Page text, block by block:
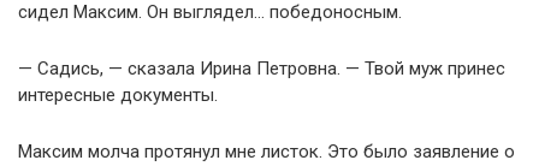
сидел Максим. Он выглядел… победоносным.
— Садись, — сказала Ирина Петровна. — Твой муж принес
интересные документы.
Максим молча протянул мне листок. Это было заявление о